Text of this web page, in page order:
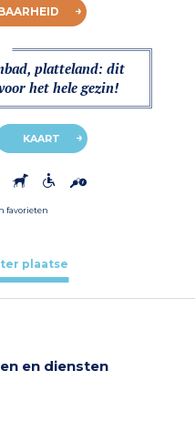
platteland: dit
het hele gezin!
KAART
favorieten
plaatse
en diensten